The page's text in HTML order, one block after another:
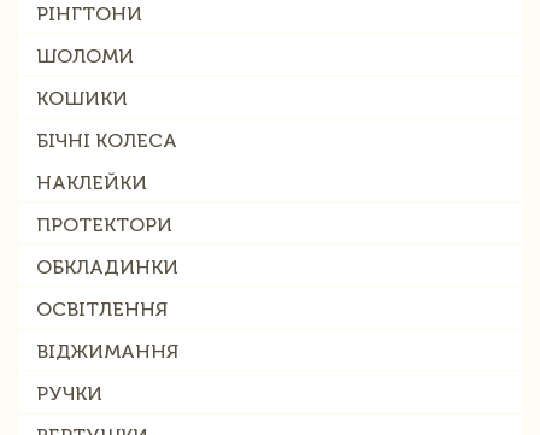
РІНГТОНИ
ШОЛОМИ
КОШИКИ
БІЧНІ КОЛЕСА
НАКЛЕЙКИ
ПРОТЕКТОРИ
ОБКЛАДИНКИ
ОСВІТЛЕННЯ
ВІДЖИМАННЯ
РУЧКИ